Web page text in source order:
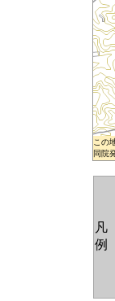
この
同院
凡
例